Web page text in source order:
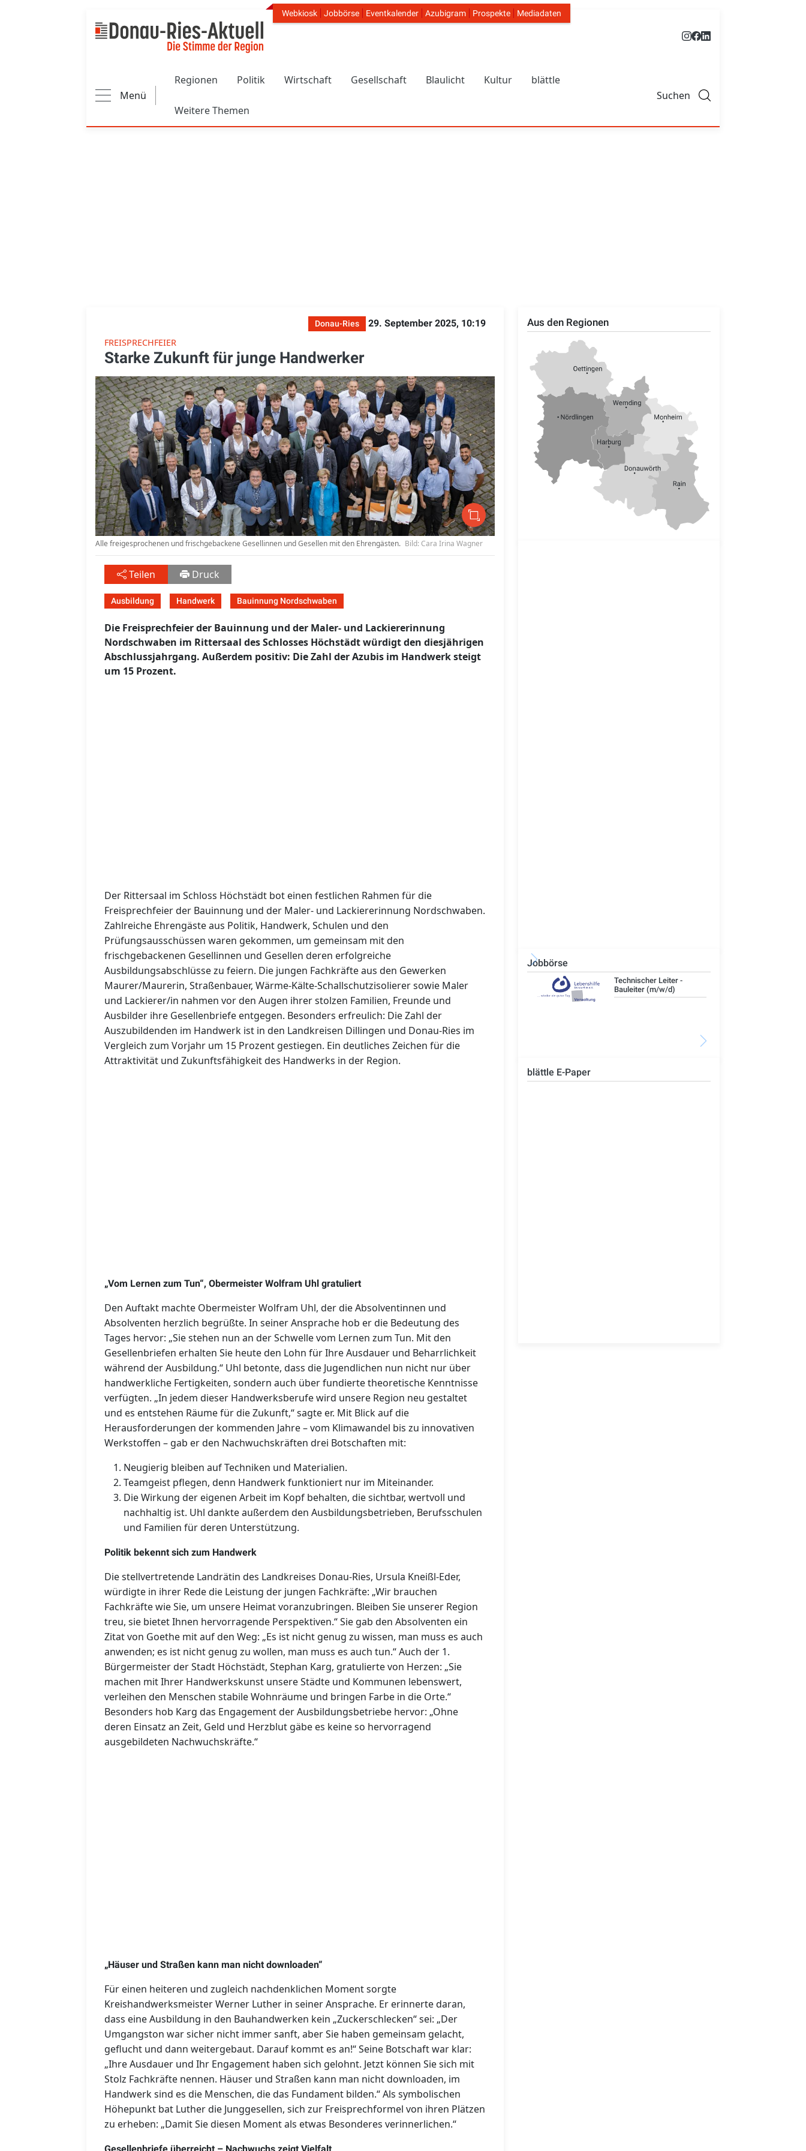
Header Navigation
Webkiosk Jobbörse Eventkalender Azubigram Prospekte Mediadaten
Menü
Regionen Politik Wirtschaft Gesellschaft Blaulicht Kultur blättle
Weitere Themen
Suchen
Donau-Ries
29. September 2025, 10:19
FREISPRECHFEIER
Starke Zukunft für junge Handwerker
Alle freigesprochenen und frischgebackene Gesellinnen und Gesellen mit den Ehrengästen. Bild: Cara Irina Wagner
Teilen Druck
Ausbildung Handwerk Bauinnung Nordschwaben
Die Freisprechfeier der Bauinnung und der Maler- und Lackiererinnung
Nordschwaben im Rittersaal des Schlosses Höchstädt würdigt den diesjährigen
Abschlussjahrgang. Außerdem positiv: Die Zahl der Azubis im Handwerk steigt
um 15 Prozent.
Der Rittersaal im Schloss Höchstädt bot einen festlichen Rahmen für die
Freisprechfeier der Bauinnung und der Maler- und Lackiererinnung Nordschwaben.
Zahlreiche Ehrengäste aus Politik, Handwerk, Schulen und den
Prüfungsausschüssen waren gekommen, um gemeinsam mit den
frischgebackenen Gesellinnen und Gesellen deren erfolgreiche
Ausbildungsabschlüsse zu feiern. Die jungen Fachkräfte aus den Gewerken
Maurer/Maurerin, Straßenbauer, Wärme-Kälte-Schallschutzisolierer sowie Maler
und Lackierer/in nahmen vor den Augen ihrer stolzen Familien, Freunde und
Ausbilder ihre Gesellenbriefe entgegen. Besonders erfreulich: Die Zahl der
Auszubildenden im Handwerk ist in den Landkreisen Dillingen und Donau-Ries im
Vergleich zum Vorjahr um 15 Prozent gestiegen. Ein deutliches Zeichen für die
Attraktivität und Zukunftsfähigkeit des Handwerks in der Region.
„Vom Lernen zum Tun“, Obermeister Wolfram Uhl gratuliert
Den Auftakt machte Obermeister Wolfram Uhl, der die Absolventinnen und
Absolventen herzlich begrüßte. In seiner Ansprache hob er die Bedeutung des
Tages hervor: „Sie stehen nun an der Schwelle vom Lernen zum Tun. Mit den
Gesellenbriefen erhalten Sie heute den Lohn für Ihre Ausdauer und Beharrlichkeit
während der Ausbildung.“ Uhl betonte, dass die Jugendlichen nun nicht nur über
handwerkliche Fertigkeiten, sondern auch über fundierte theoretische Kenntnisse
verfügten. „In jedem dieser Handwerksberufe wird unsere Region neu gestaltet
und es entstehen Räume für die Zukunft,“ sagte er. Mit Blick auf die
Herausforderungen der kommenden Jahre – vom Klimawandel bis zu innovativen
Werkstoffen – gab er den Nachwuchskräften drei Botschaften mit:
Neugierig bleiben auf Techniken und Materialien.
Teamgeist pflegen, denn Handwerk funktioniert nur im Miteinander.
Die Wirkung der eigenen Arbeit im Kopf behalten, die sichtbar, wertvoll und
nachhaltig ist. Uhl dankte außerdem den Ausbildungsbetrieben, Berufsschulen
und Familien für deren Unterstützung.
Politik bekennt sich zum Handwerk
Die stellvertretende Landrätin des Landkreises Donau-Ries, Ursula Kneißl-Eder,
würdigte in ihrer Rede die Leistung der jungen Fachkräfte: „Wir brauchen
Fachkräfte wie Sie, um unsere Heimat voranzubringen. Bleiben Sie unserer Region
treu, sie bietet Ihnen hervorragende Perspektiven.“ Sie gab den Absolventen ein
Zitat von Goethe mit auf den Weg: „Es ist nicht genug zu wissen, man muss es auch
anwenden; es ist nicht genug zu wollen, man muss es auch tun.“ Auch der 1.
Bürgermeister der Stadt Höchstädt, Stephan Karg, gratulierte von Herzen: „Sie
machen mit Ihrer Handwerkskunst unsere Städte und Kommunen lebenswert,
verleihen den Menschen stabile Wohnräume und bringen Farbe in die Orte.“
Besonders hob Karg das Engagement der Ausbildungsbetriebe hervor: „Ohne
deren Einsatz an Zeit, Geld und Herzblut gäbe es keine so hervorragend
ausgebildeten Nachwuchskräfte.“
„Häuser und Straßen kann man nicht downloaden“
Für einen heiteren und zugleich nachdenklichen Moment sorgte
Kreishandwerksmeister Werner Luther in seiner Ansprache. Er erinnerte daran,
dass eine Ausbildung in den Bauhandwerken kein „Zuckerschlecken“ sei: „Der
Umgangston war sicher nicht immer sanft, aber Sie haben gemeinsam gelacht,
geflucht und dann weitergebaut. Darauf kommt es an!“ Seine Botschaft war klar:
„Ihre Ausdauer und Ihr Engagement haben sich gelohnt. Jetzt können Sie sich mit
Stolz Fachkräfte nennen. Häuser und Straßen kann man nicht downloaden, im
Handwerk sind es die Menschen, die das Fundament bilden.“ Als symbolischen
Höhepunkt bat Luther die Junggesellen, sich zur Freisprechformel von ihren Plätzen
zu erheben: „Damit Sie diesen Moment als etwas Besonderes verinnerlichen.“
Aus den Regionen
Jobbörse
Bauzeichner/Bautechniker
(m/w/d)
Technischer Leiter -
Bauleiter (m/w/d)
blättle E-Paper